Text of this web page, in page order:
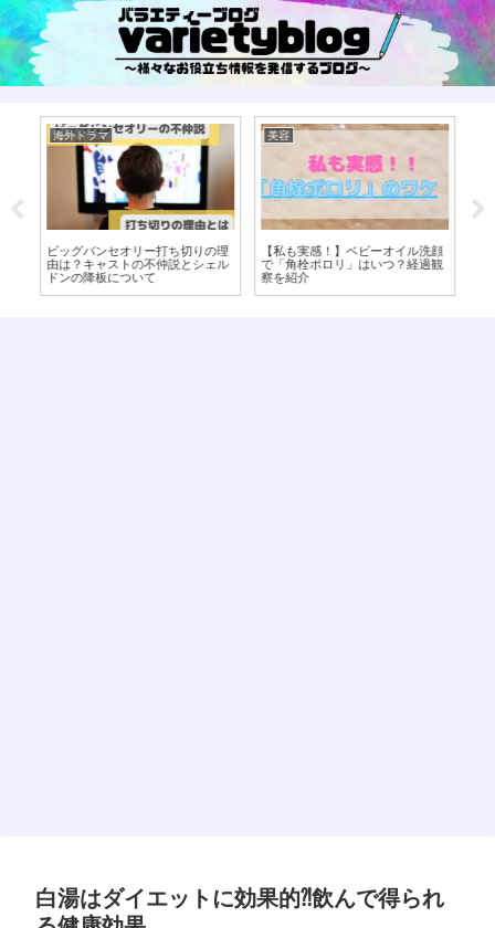
海外ドラマ
ビッグバンセオリー打ち切りの理
由は？キャストの不仲説とシェル
ドンの降板について
美容
【私も実感！】ベビーオイル洗顔
で「角栓ポロリ」はいつ？経過観
察を紹介
白湯はダイエットに効果的⁈飲んで得られ